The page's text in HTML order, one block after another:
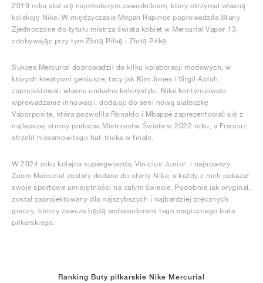
2019 roku stał się najmłodszym zawodnikiem, który otrzymał własną
kolekcję Nike. W międzyczasie Megan Rapinoe poprowadziła Stany
Zjednoczone do tytułu mistrza świata kobiet w Mercurial Vapor 13,
zdobywając przy tym Złotą Piłkę i Złotą Piłkę.
Sukces Mercurial doprowadził do kilku kolaboracji modowych, w
których kreatywni geniusze, tacy jak Kim Jones i Virgil Abloh,
zaprojektowali własne unikalne kolorystyki. Nike kontynuowało
wprowadzanie innowacji, dodając do serii nową siateczkę
Vaporposite, która pozwoliła Ronaldo i Mbappé zaprezentować się z
najlepszej strony podczas Mistrzostw Świata w 2022 roku, a Francuz
strzelił niesamowitego hat-tricka w finale.
W 2024 roku kolejna supergwiazda, Vinicius Junior, i najnowszy
Zoom Mercurial zostały dodane do oferty Nike, a każdy z nich pokazał
swoje sportowe umiejętności na całym świecie. Podobnie jak oryginał,
został zaprojektowany dla najszybszych i najbardziej zręcznych
graczy, którzy zawsze będą ambasadorami tego magicznego buta
piłkarskiego.
Ranking Buty piłkarskie Nike Mercurial